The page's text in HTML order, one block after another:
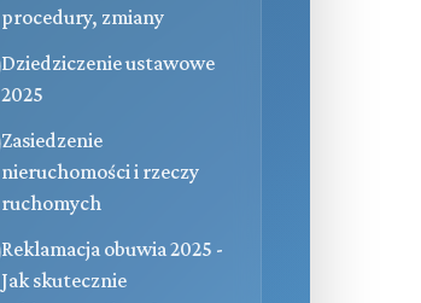
procedury, zmiany
Dziedziczenie ustawowe
2025
Zasiedzenie
nieruchomości i rzeczy
ruchomych
Reklamacja obuwia 2025 -
Jak skutecznie